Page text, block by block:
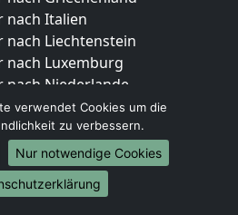
nach Italien
nach Liechtenstein
nach Luxemburg
nach Niederlande
nach Norwegen
nach Berlin
nach Hamburg
verwendet Cookies um die
zu verbessern.
Nur notwendige Cookies